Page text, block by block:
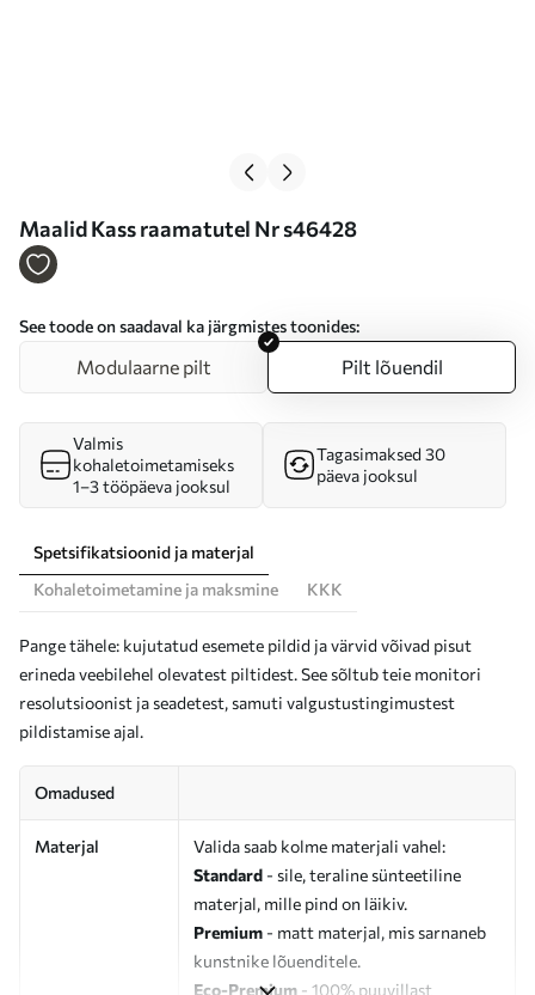
Maalid Kass raamatutel Nr s46428
See toode on saadaval ka järgmistes toonides:
Modulaarne pilt Pilt lõuendil
Valmis
kohaletoimetamiseks
1–3 tööpäeva jooksul
Tagasimaksed 30
päeva jooksul
Spetsifikatsioonid ja materjal
Kohaletoimetamine ja maksmine
KKK
Pange tähele: kujutatud esemete pildid ja värvid võivad pisut
erineda veebilehel olevatest piltidest. See sõltub teie monitori
resolutsioonist ja seadetest, samuti valgustustingimustest
pildistamise ajal.
Omadused
Materjal
Valida saab kolme materjali vahel:
Standard - sile, teraline sünteetiline
materjal, mille pind on läikiv.
Premium - matt materjal, mis sarnaneb
kunstnike lõuenditele.
Eco-Premium - 100% puuvillast